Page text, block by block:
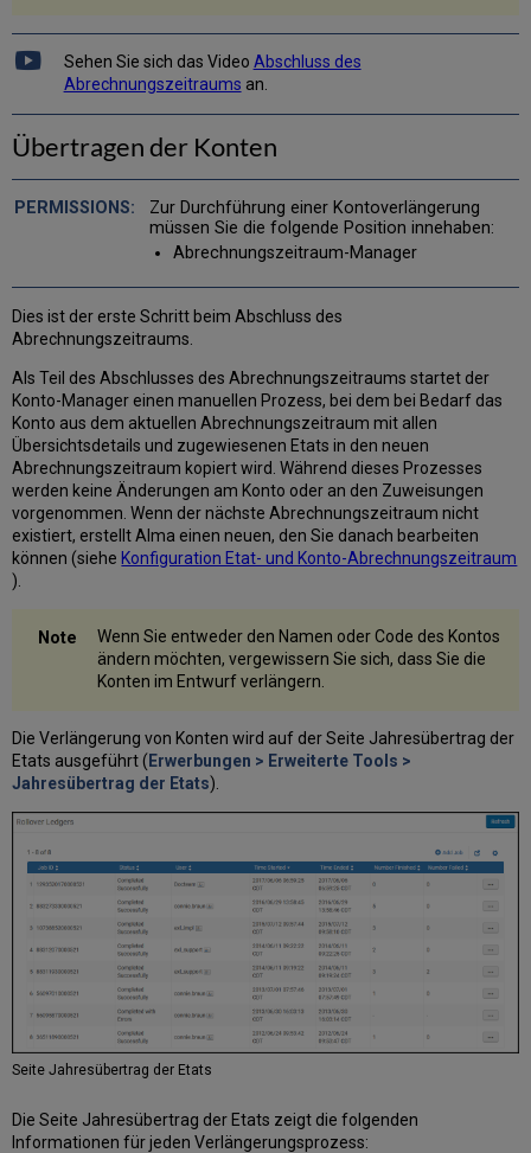
Sehen Sie sich das Video Abschluss des
Abrechnungszeitraums an.
Übertragen der Konten
Zur Durchführung einer Kontoverlängerung
müssen Sie die folgende Position innehaben:
Abrechnungszeitraum-Manager
Dies ist der erste Schritt beim Abschluss des
Abrechnungszeitraums.
Als Teil des Abschlusses des Abrechnungszeitraums startet der
Konto-Manager einen manuellen Prozess, bei dem bei Bedarf das
Konto aus dem aktuellen Abrechnungszeitraum mit allen
Übersichtsdetails und zugewiesenen Etats in den neuen
Abrechnungszeitraum kopiert wird. Während dieses Prozesses
werden keine Änderungen am Konto oder an den Zuweisungen
vorgenommen. Wenn der nächste Abrechnungszeitraum nicht
existiert, erstellt Alma einen neuen, den Sie danach bearbeiten
können (siehe Konfiguration Etat- und Konto-Abrechnungszeitraum
).
Wenn Sie entweder den Namen oder Code des Kontos
ändern möchten, vergewissern Sie sich, dass Sie die
Konten im Entwurf verlängern.
Die Verlängerung von Konten wird auf der Seite Jahresübertrag der
Etats ausgeführt ( Erwerbungen > Erweiterte Tools >
Jahresübertrag der Etats).
Seite Jahresübertrag der Etats
Die Seite Jahresübertrag der Etats zeigt die folgenden
Informationen für jeden Verlängerungsprozess: